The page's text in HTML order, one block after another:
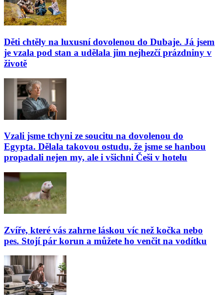
Děti chtěly na luxusní dovolenou do Dubaje. Já jsem
je vzala pod stan a udělala jim nejhezčí prázdniny v
životě
Vzali jsme tchyni ze soucitu na dovolenou do
Egypta. Dělala takovou ostudu, že jsme se hanbou
propadali nejen my, ale i všichni Češi v hotelu
Zvíře, které vás zahrne láskou víc než kočka nebo
pes. Stojí pár korun a můžete ho venčit na vodítku